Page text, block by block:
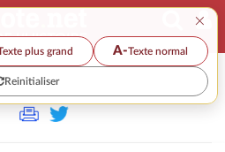
×
plus grand A-Texte normal
Reinitialiser